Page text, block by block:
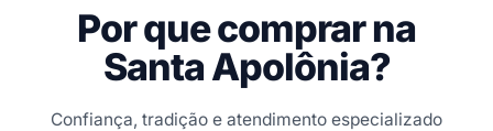
Por que comprar na
Santa Apolônia?
Confiança, tradição e atendimento especializado